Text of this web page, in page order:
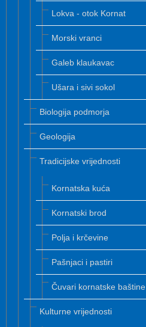
Lokva - otok Kornat
Morski vranci
Galeb klaukavac
Ušara i sivi sokol
Biologija podmorja
Geologija
Tradicijske vrijednosti
Kornatska kuća
Kornatski brod
Polja i krčevine
Pašnjaci i pastiri
Čuvari kornatske baštine
Kulturne vrijednosti